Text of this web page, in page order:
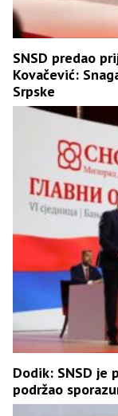
SNSD predao
Kovačević:
Srpske
Dodik: SNSD je
podržao